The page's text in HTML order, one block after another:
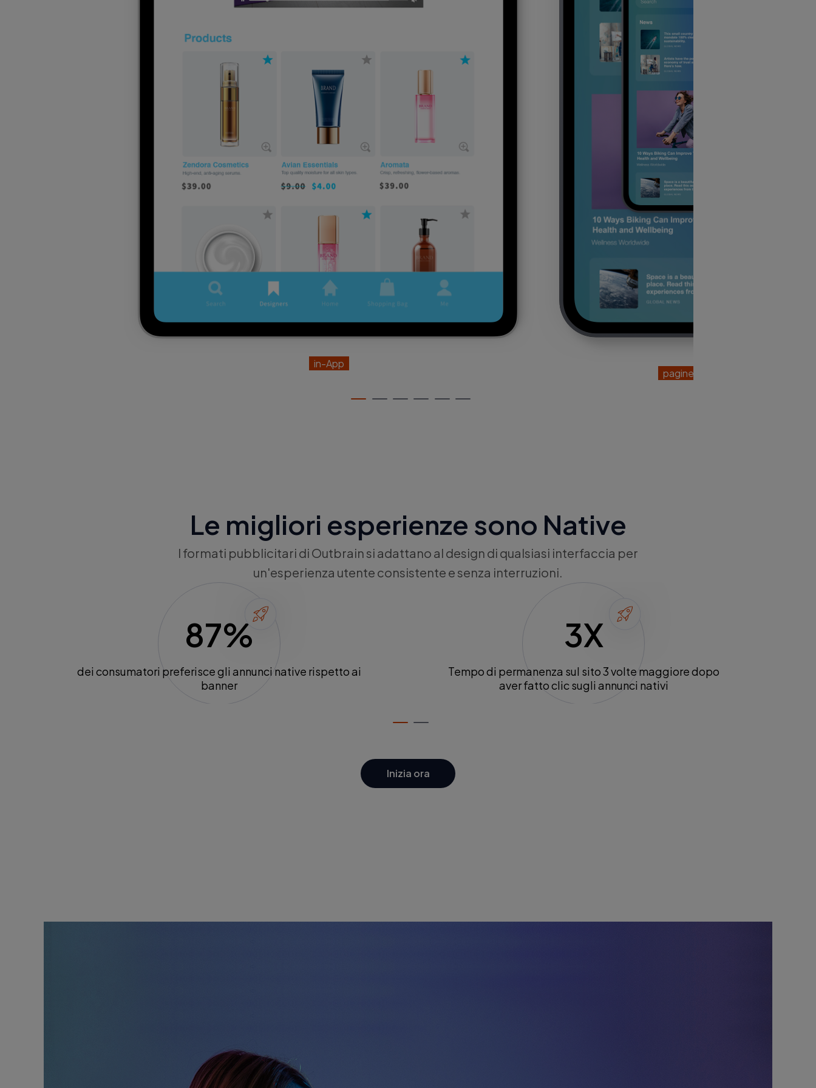
in-App
pagine -1
Le migliori esperienze sono Native
I formati pubblicitari di Outbrain si adattano al design di qualsiasi interfaccia per
un'esperienza utente consistente e senza interruzioni.
87%
dei consumatori preferisce gli annunci native rispetto ai
banner
3X
Tempo di permanenza sul sito 3 volte maggiore dopo
aver fatto clic sugli annunci nativi
Inizia ora